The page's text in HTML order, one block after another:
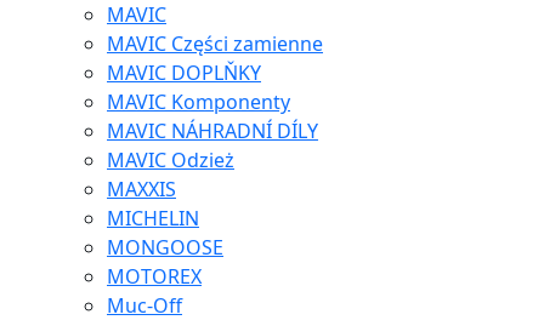
MAVIC
MAVIC Części zamienne
MAVIC DOPLŇKY
MAVIC Komponenty
MAVIC NÁHRADNÍ DÍLY
MAVIC Odzież
MAXXIS
MICHELIN
MONGOOSE
MOTOREX
Muc-Off